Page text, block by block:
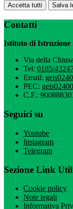
Accetta tutti Salva
Contatti
Istituto di Istruzione
Via della
Tel: 0185/
Email:
PEC:
C.F.:
Seguici su
Youtube
Instagram
Telegram
Sezione Link
Cookie policy
Note legali
Informativa